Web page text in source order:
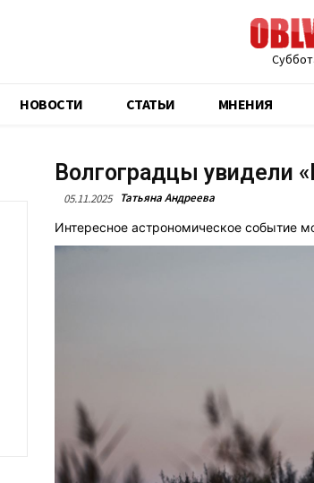
НОВОСТИ CТАТЬИ МНЕНИЯ
Волгоградцы увидели
05.11.2025 Татьяна Андреева
Интересное астрономическое событие